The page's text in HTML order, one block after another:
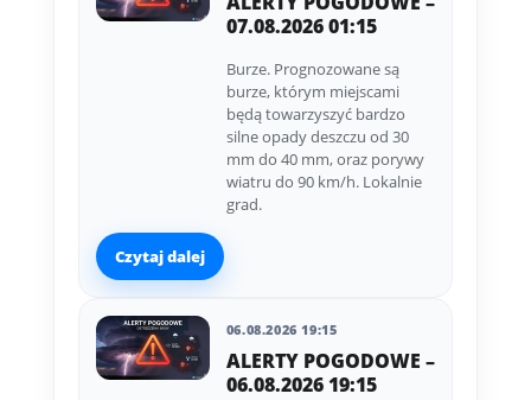
07.08.2026 01:15
Burze. Prognozowane są
burze, którym miejscami
będą towarzyszyć bardzo
silne opady deszczu od 30
mm do 40 mm, oraz porywy
wiatru do 90 km/h. Lokalnie
grad.
Czytaj dalej
06.08.2026 19:15
ALERTY POGODOWE –
06.08.2026 19:15